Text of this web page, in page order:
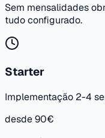
Sem mensalidades
tudo configurado.
Starter
Implementação 2-4
desde 90€